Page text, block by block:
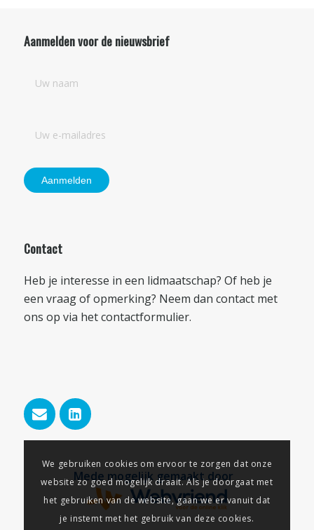
Aanmelden voor de nieuwsbrief
Contact
Heb je interesse in een lidmaatschap? Of heb je
een vraag of opmerking? Neem dan contact met
ons op via hetcontactformulier.
Mede mogelijk gemaakt door
We gebruiken cookies om ervoor te zorgen dat onze
website zo goed mogelijk draait. Als je doorgaat met
het gebruiken van de website, gaan we er vanuit dat
je instemt met het gebruik van deze cookies.